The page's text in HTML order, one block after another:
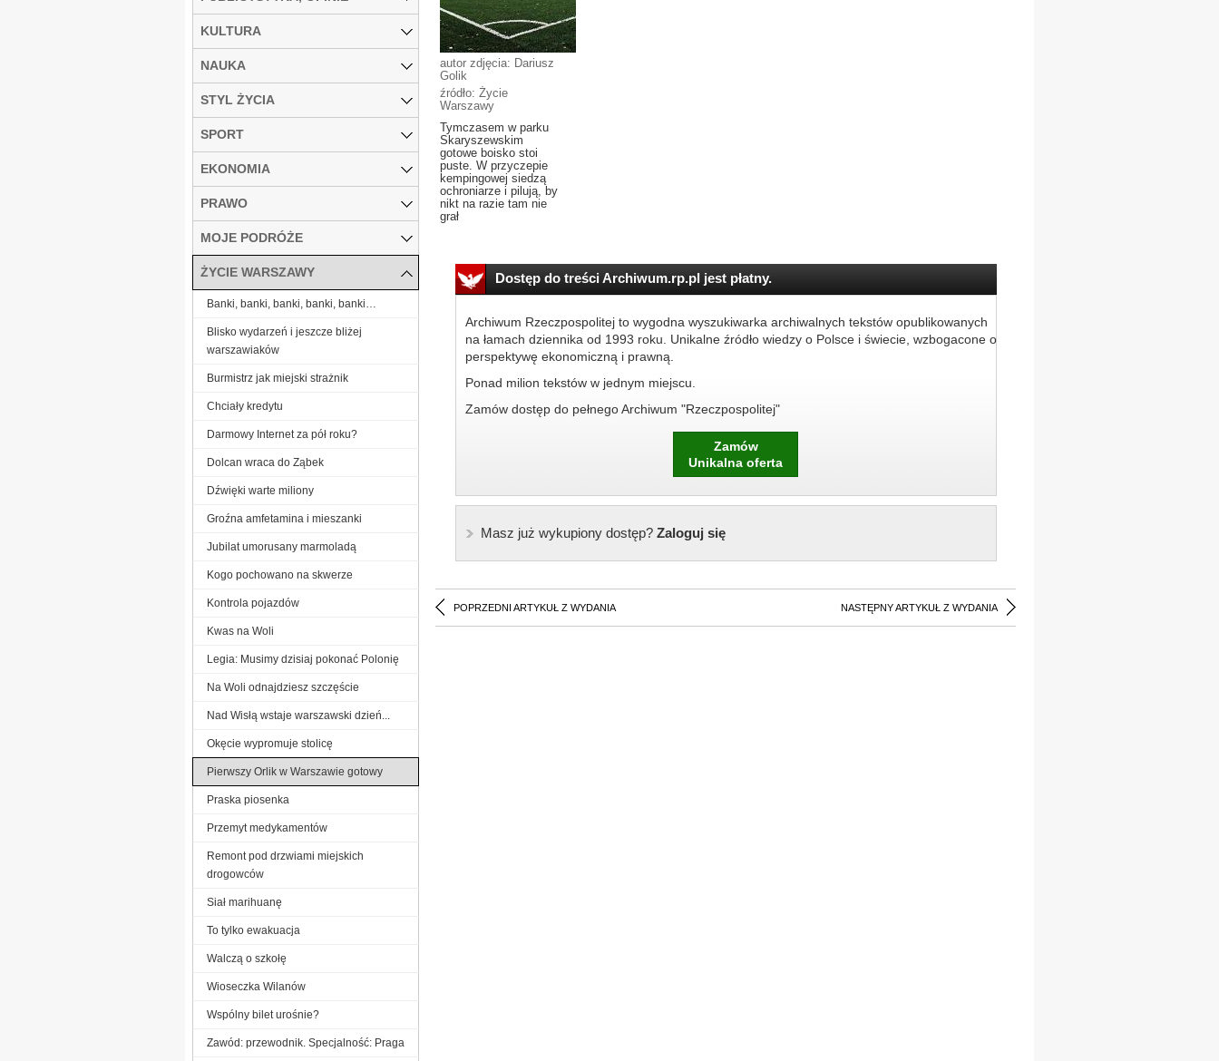
autor zdjęcia: Dariusz
Golik
źródło: Życie
Warszawy
Tymczasem w parku
Skaryszewskim
gotowe boisko stoi
puste. W przyczepie
kempingowej siedzą
ochroniarze i pilują, by
nikt na razie tam nie
grał
Dostęp do treści Archiwum.rp.pl jest płatny.
Archiwum Rzeczpospolitej to wygodna wyszukiwarka archiwalnych tekstów opublikowanych
na łamach dziennika od 1993 roku. Unikalne źródło wiedzy o Polsce i świecie, wzbogacone o
perspektywę ekonomiczną i prawną.
Ponad milion tekstów w jednym miejscu.
Zamów dostęp do pełnego Archiwum "Rzeczpospolitej"
Zamów
Unikalna oferta
Masz już wykupiony dostęp?Zaloguj się
POPRZEDNI ARTYKUŁ Z WYDANIA NASTĘPNY ARTYKUŁ Z WYDANIA
KULTURA
NAUKA
STYL ŻYCIA
SPORT
EKONOMIA
PRAWO
MOJE PODRÓŻE
ŻYCIE WARSZAWY
Banki, banki, banki, banki, banki…
Blisko wydarzeń i jeszcze bliżej
warszawiaków
Burmistrz jak miejski strażnik
Chciały kredytu
Darmowy Internet za pół roku?
Dolcan wraca do Ząbek
Dźwięki warte miliony
Groźna amfetamina i mieszanki
Jubilat umorusany marmoladą
Kogo pochowano na skwerze
Kontrola pojazdów
Kwas na Woli
Legia: Musimy dzisiaj pokonać Polonię
Na Woli odnajdziesz szczęście
Nad Wisłą wstaje warszawski dzień...
Okęcie wypromuje stolicę
Pierwszy Orlik w Warszawie gotowy
Praska piosenka
Przemyt medykamentów
Remont pod drzwiami miejskich
drogowców
Siał marihuanę
To tylko ewakuacja
Walczą o szkołę
Wioseczka Wilanów
Wspólny bilet urośnie?
Zawód: przewodnik. Specjalność: Praga